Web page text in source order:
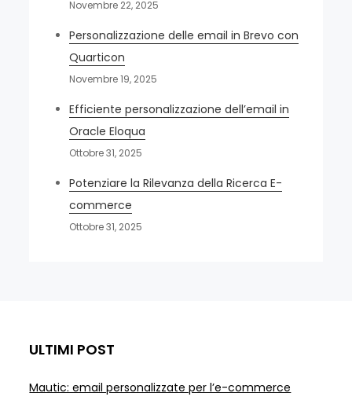
Novembre 22, 2025
Personalizzazione delle email in Brevo con
Quarticon
Novembre 19, 2025
Efficiente personalizzazione dell’email in
Oracle Eloqua
Ottobre 31, 2025
Potenziare la Rilevanza della Ricerca E-
commerce
Ottobre 31, 2025
ULTIMI POST
Mautic: email personalizzate per l’e-commerce